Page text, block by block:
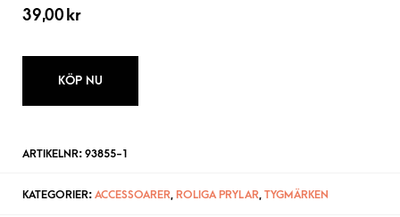
39,00 kr
KÖP NU
ARTIKELNR: 93855-1
KATEGORIER: ACCESSOARER, ROLIGA PRYLAR, TYGMÄRKEN